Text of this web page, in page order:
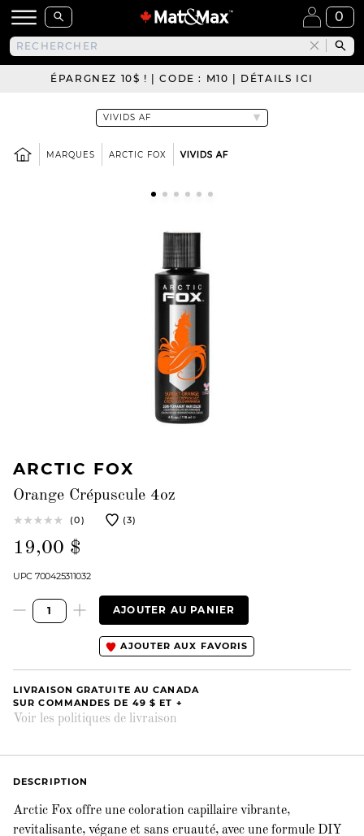
0
ÉPARGNEZ 10$ ! | CODE : M10 | DÉTAILS ICI
MARQUES ARCTIC FOX VIVIDS AF
ARCTIC FOX
Orange Crépuscule 4oz
(0) (3)
19,00 $
UPC 700425311032
AJOUTER AU PANIER
AJOUTER AUX FAVORIS
LIVRAISON GRATUITE AU CANADA
SUR COMMANDES DE 49 $ ET +
Voir les politiques de livraison
DESCRIPTION
Arctic Fox offre une coloration capillaire vibrante,
revitalisante, végane et sans cruauté, avec une formule DIY